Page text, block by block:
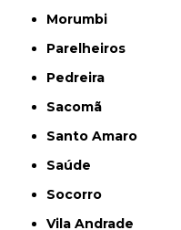
Morumbi
Parelheiros
Pedreira
Sacomã
Santo Amaro
Saúde
Socorro
Vila Andrade